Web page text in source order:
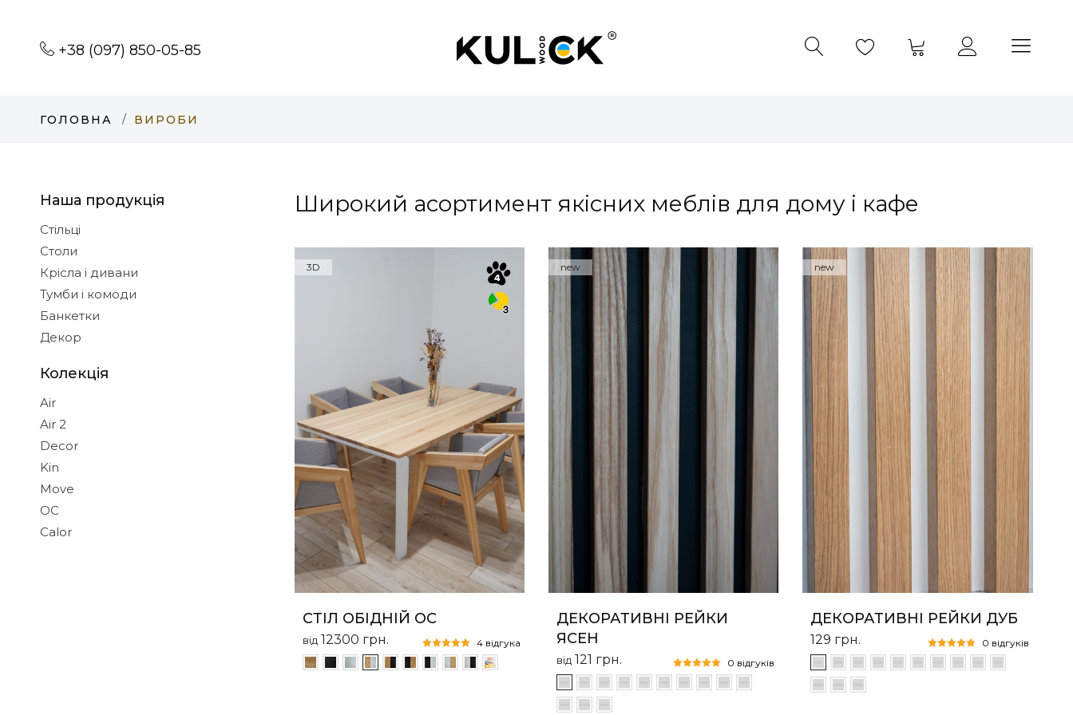
+38 (097) 850-05-85
ГОЛОВНА ВИРОБИ
Наша продукція
Стільці
Столи
Крісла і дивани
Тумби і комоди
Банкетки
Декор
Колекція
Air
Air 2
Decor
Kin
Move
ОС
Сalor
Широкий асортимент якісних меблів для дому і кафе
3D
СТІЛ ОБІДНІЙ ОС
від 12300 грн. 4 відгука
new
ДЕКОРАТИВНІ РЕЙКИ
ЯСЕН
від 121 грн. 0 відгуків
new
ДЕКОРАТИВНІ РЕЙКИ ДУБ
129 грн. 0 відгуків